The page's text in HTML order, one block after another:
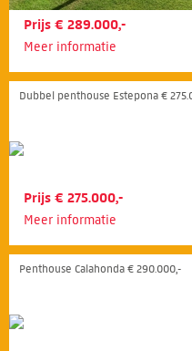
Prijs € 289.000,-
Meer informatie
Dubbel penthouse Estepona €
Prijs € 275.000,-
Meer informatie
Penthouse Calahonda € 290.000,-